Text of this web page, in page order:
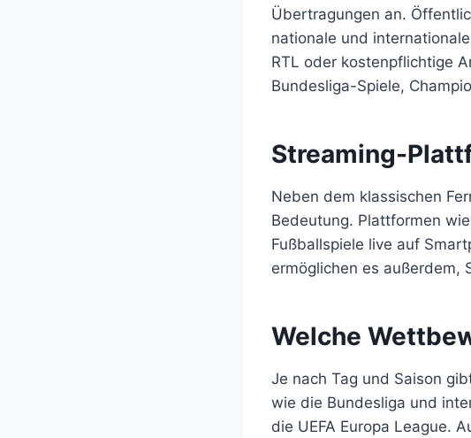
Übertragungen an.
nationale und
RTL oder kostenpflichtige
Bundesliga-Spiele,
Streaming-
Neben dem klassischen
Bedeutung. Plattformen
Fußballspiele live auf
ermöglichen es außerdem,
Welche
Je nach Tag und Saison
wie die Bundesliga und
die UEFA Europa League.